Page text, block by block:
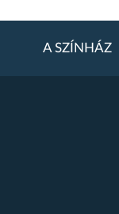
A SZÍNHÁZ